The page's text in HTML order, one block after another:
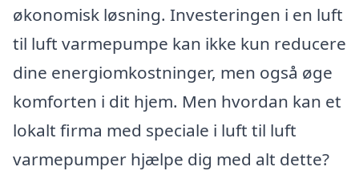
økonomisk løsning. Investeringen i en luft
til luft varmepumpe kan ikke kun reducere
dine energiomkostninger, men også øge
komforten i dit hjem. Men hvordan kan et
lokalt firma med speciale i luft til luft
varmepumper hjælpe dig med alt dette?